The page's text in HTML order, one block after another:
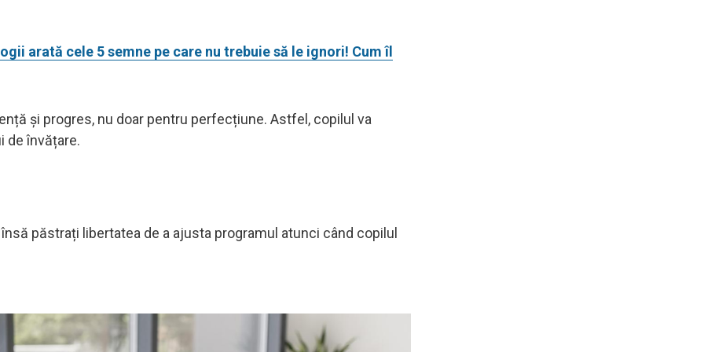
arată cele 5 semne pe care nu trebuie să le ignori! Cum îl
și progres, nu doar pentru perfecțiune. Astfel, copilul va
de învățare.
păstrați libertatea de a ajusta programul atunci când copilul